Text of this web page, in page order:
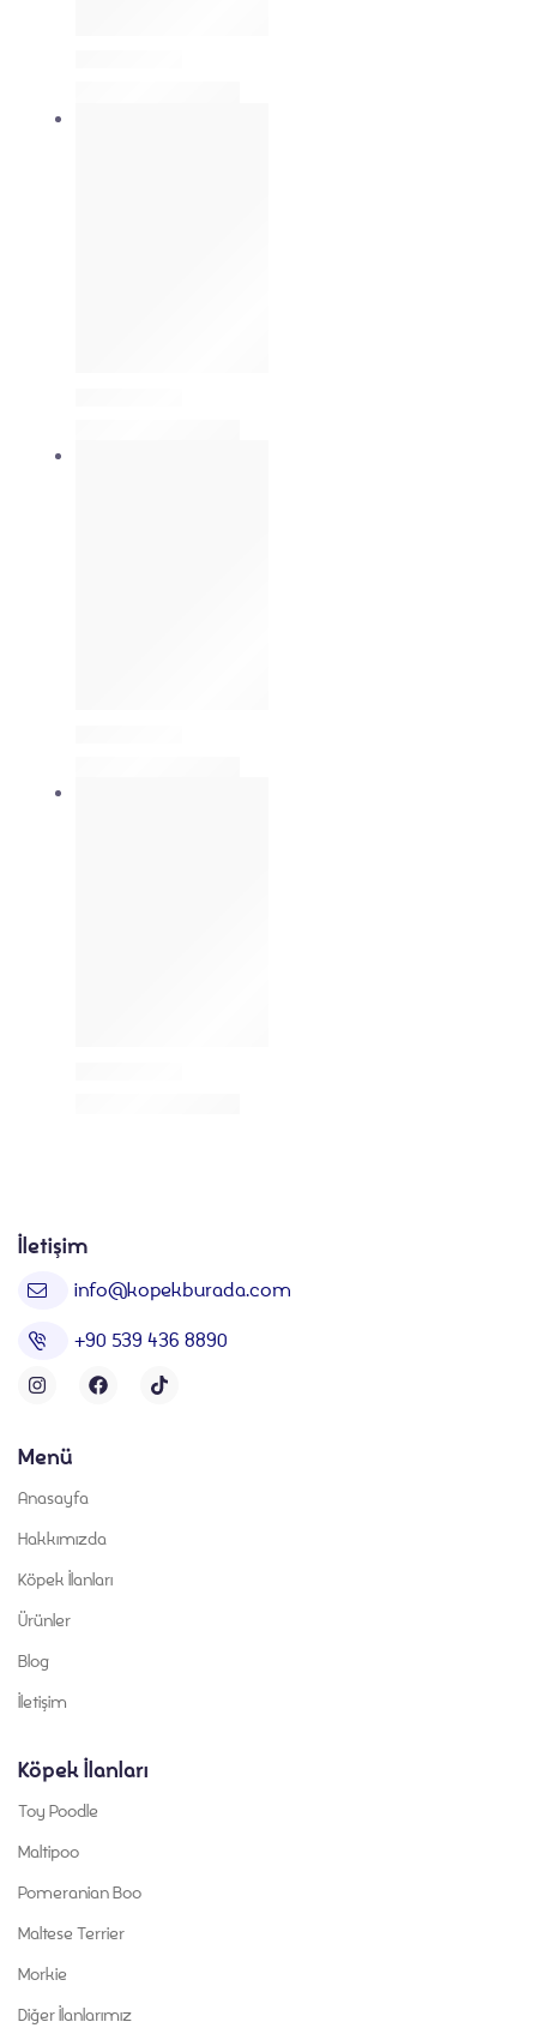
İletişim
info@kopekburada.com
+90 539 436 8890
Menü
Anasayfa
Hakkımızda
Köpek İlanları
Ürünler
Blog
İletişim
Köpek İlanları
Toy Poodle
Maltipoo
Pomeranian Boo
Maltese Terrier
Morkie
Diğer İlanlarımız